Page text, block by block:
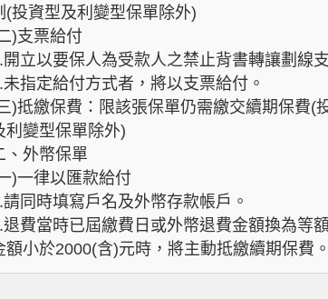
(投資型及利變型保單除外)
)支票給付
開立以要保人為受款人之禁止背書轉讓劃線
未指定給付方式者，將以支票給付。
)抵繳保費：限該張保單仍需繳交續期保費(
利變型保單除外)
、外幣保單
)一律以匯款給付
請同時填寫戶名及外幣存款帳戶。
退費當時已屆繳費日或外幣退費金額換為等
額小於2000(含)元時，將主動抵繳續期保費。